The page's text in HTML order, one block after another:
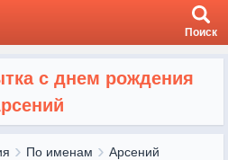
Поиск
с днем рождения
По именам Арсений